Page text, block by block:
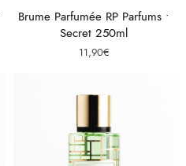
Ajouter au panier
Brume Parfumée RP Parfums •
Secret 250ml
11,90€